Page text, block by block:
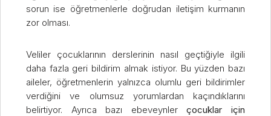
sorun ise öğretmenlerle doğrudan iletişim kurmanın
zor olması.
Veliler çocuklarının derslerinin nasıl geçtiğiyle ilgili
daha fazla geri bildirim almak istiyor. Bu yüzden bazı
aileler, öğretmenlerin yalnızca olumlu geri bildirimler
verdiğini ve olumsuz yorumlardan kaçındıklarını
belirtiyor. Ayrıca bazı ebeveynlerçocuklar için